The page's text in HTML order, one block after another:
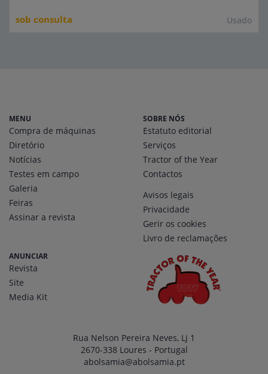
Usado
sob consulta
MENU
Compra de máquinas
Diretório
Notícias
Testes em campo
Galeria
Feiras
Assinar a revista
SOBRE NÓS
Estatuto editorial
Serviços
Tractor of the Year
Contactos
Avisos legais
Privacidade
Gerir os cookies
Livro de reclamações
ANUNCIAR
Revista
Site
Media Kit
Rua Nelson Pereira Neves, Lj 1
2670-338 Loures - Portugal
abolsamia@abolsamia.pt